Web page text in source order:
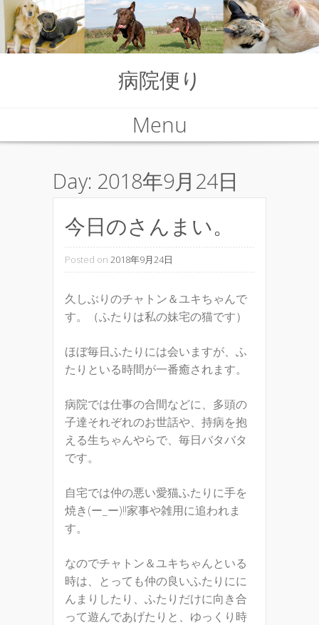
病院便り
Menu
Day: 2018年9月24日
今日のさんまい。
Posted on 2018年9月24日
久しぶりのチャトン＆ユキちゃんで
す。（ふたりは私の妹宅の猫です）
ほぼ毎日ふたりには会いますが、ふ
たりといる時間が一番癒されます。
病院では仕事の合間などに、多頭の
子達それぞれのお世話や、持病を抱
える生ちゃんやらで、毎日バタバタ
です。
自宅では仲の悪い愛猫ふたりに手を
焼き(ー_ー)!!家事や雑用に追われま
す。
なのでチャトン＆ユキちゃんといる
時は、とっても仲の良いふたりにに
んまりしたり、ふたりだけに向き合
って遊んであげたりと、ゆっくり時